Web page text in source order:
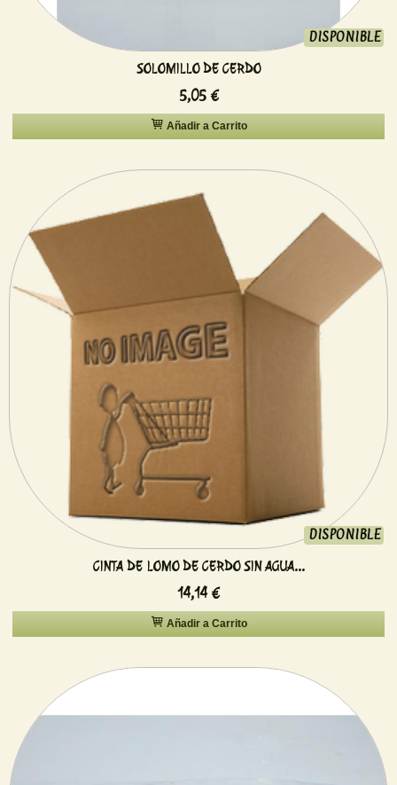
DISPONIBLE
SOLOMILLO DE CERDO
5,05 €
Añadir a Carrito
DISPONIBLE
CINTA DE LOMO DE CERDO SIN AGUA...
14,14 €
Añadir a Carrito